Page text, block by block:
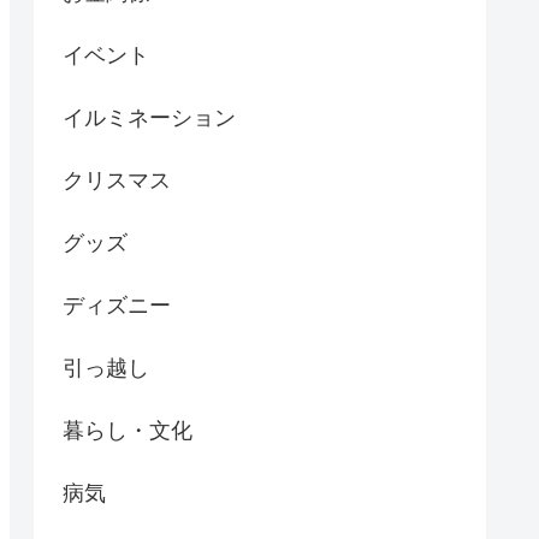
イベント
イルミネーション
クリスマス
グッズ
ディズニー
引っ越し
暮らし・文化
病気